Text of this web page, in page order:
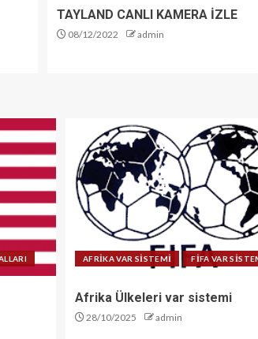
TAYLAND CANLI KAMERA İZLE
08/12/2022 admin
AFRİKA VAR SİSTEMİ FİFA VAR
Afrika Ülkeleri var sistemi
28/10/2025 admin